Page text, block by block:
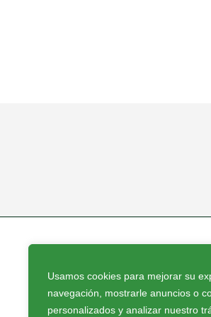
Usamos cookies para mejorar su
navegación, mostrarle anuncios o
personalizados y analizar nuestro